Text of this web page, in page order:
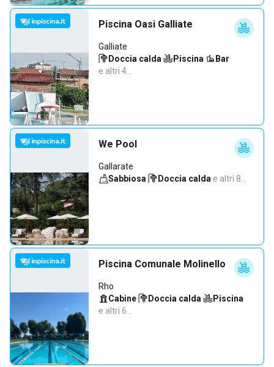
Piscina Oasi Galliate
Galliate
Doccia calda· Piscina· Bar·
e altri 4…
We Pool
Gallarate
Sabbiosa· Doccia calda·e altri 8…
Piscina Comunale Molinello
Rho
Cabine· Doccia calda· Piscina·
e altri 6…